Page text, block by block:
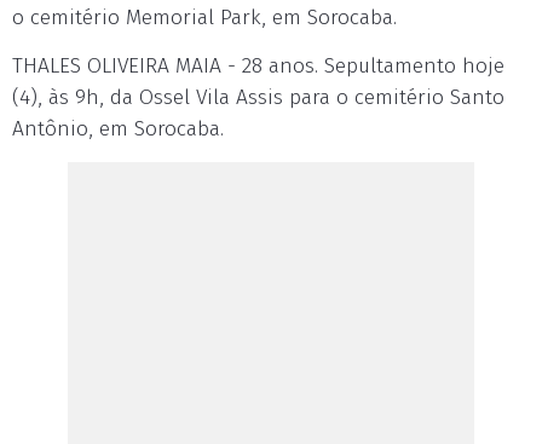
o cemitério Memorial Park, em Sorocaba.
THALES OLIVEIRA MAIA - 28 anos. Sepultamento hoje
(4), às 9h, da Ossel Vila Assis para o cemitério Santo
Antônio, em Sorocaba.